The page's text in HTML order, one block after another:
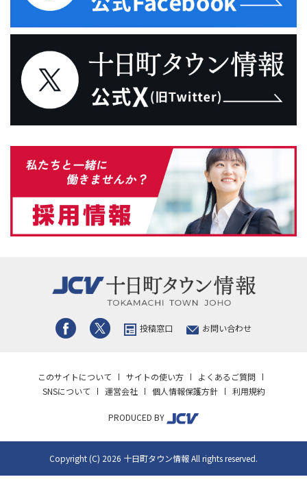
投稿窓口 お問い合わせ
このサイトについて サイトの使い方
よくあるご質問
SNSについて
運営会社 個人情報保護方針 利用規約
PRODUCED BY
Copyright (C) 2026 十日町タウン情報 All rights reserved.